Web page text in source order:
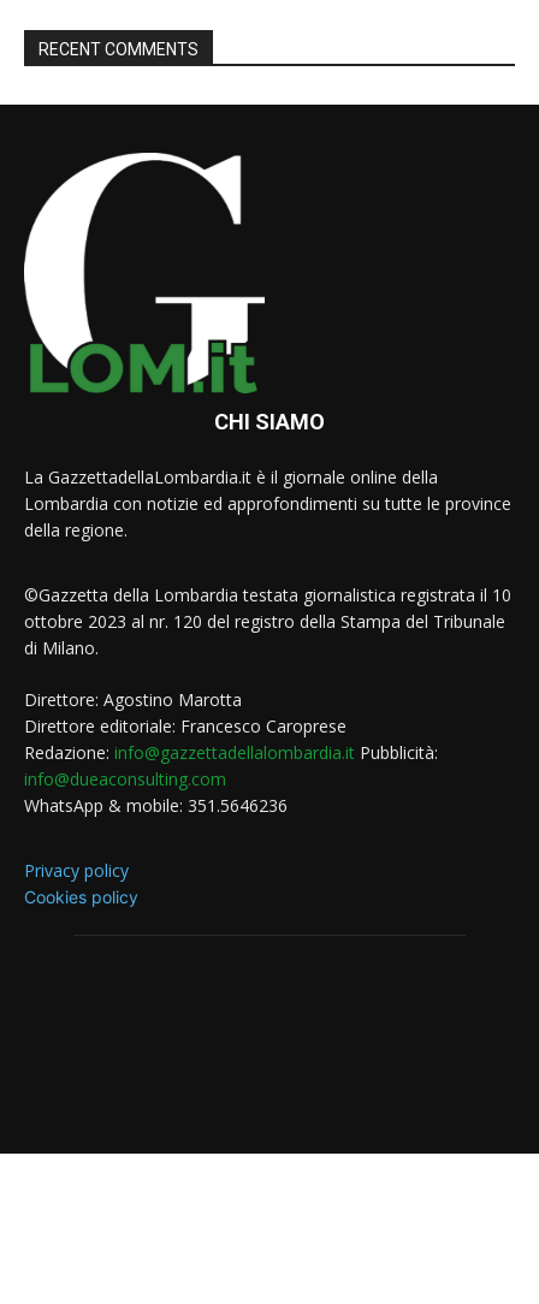
RECENT COMMENTS
CHI SIAMO
La GazzettadellaLombardia.it è il giornale online della
Lombardia con notizie ed approfondimenti su tutte le province
della regione.
©Gazzetta della Lombardia testata giornalistica registrata il 10
ottobre 2023 al nr. 120 del registro della Stampa del Tribunale
di Milano.
Direttore: Agostino Marotta
Direttore editoriale: Francesco Caroprese
Redazione: info@gazzettadellalombardia.it Pubblicità:
info@dueaconsulting.com
WhatsApp & mobile: 351.5646236
Privacy policy
Cookies policy